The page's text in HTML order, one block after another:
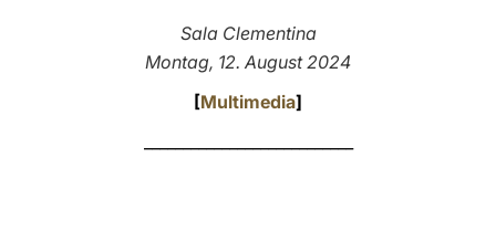
Sala Clementina
Montag, 12. August 2024
[Multimedia]